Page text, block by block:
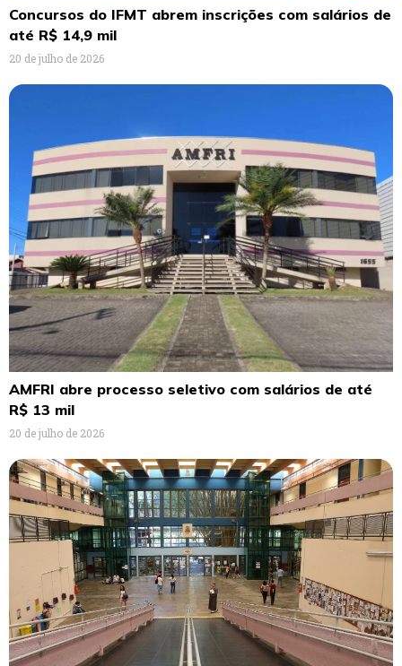
Concursos do IFMT abrem inscrições com salários de
até R$ 14,9 mil
20 de julho de 2026
AMFRI abre processo seletivo com salários de até
R$ 13 mil
20 de julho de 2026